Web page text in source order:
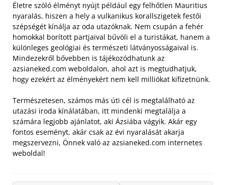
Életre szóló élményt nyújt például egy felhőtlen Mauritius
nyaralás, hiszen a hely a vulkanikus korallszigetek festői
szépségét kínálja az oda utazóknak. Nem csupán a fehér
homokkal borított partjaival bűvöli el a turistákat, hanem a
különleges geológiai és természeti látványosságaival is.
Mindezekről bővebben is tájékozódhatunk az
azsianeked.com weboldalon, ahol azt is megtudhatjuk,
hogy ezekért az élményekért nem kell milliókat kifizetnünk.
Természetesen, számos más úti cél is megtalálható az
utazási iroda kínálatában, itt mindenki megtalálja a
számára legjobb ajánlatot, aki Ázsiába vágyik. Akár egy
fontos eseményt, akár csak az évi nyaralását akarja
megszervezni, Önnek való az azsianeked.com internetes
weboldal!